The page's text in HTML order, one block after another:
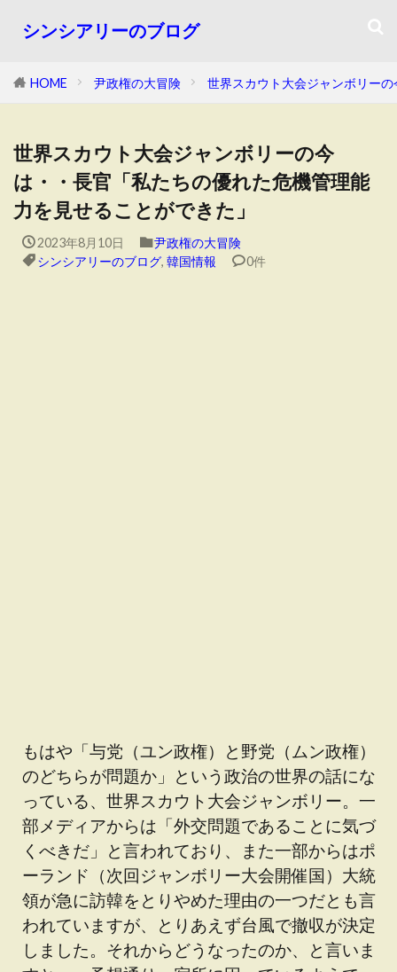
シンシアリーのブログ
HOME 尹政権の大冒険 世界スカウト大会ジャンボリー
世界スカウト大会ジャンボリーの今
は・・長官「私たちの優れた危機管理能
力を見せることができた」
2023年8月10日
尹政権の大冒険
シンシアリーのブログ, 韓国情報 0件
もはや「与党（ユン政権）と野党（ムン政権）
のどちらが問題か」という政治の世界の話にな
っている、世界スカウト大会ジャンボリー。一
部メディアからは「外交問題であることに気づ
くべきだ」と言われており、また一部からはポ
ーランド（次回ジャンボリー大会開催国）大統
領が急に訪韓をとりやめた理由の一つだとも言
われていますが、とりあえず台風で撤収が決定
しました。それからどうなったのか、と言いま